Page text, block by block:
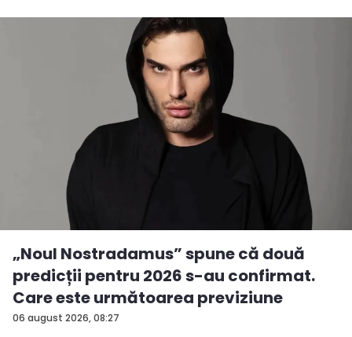
06 august 2026, 08:27
„Noul Nostradamus” spune că două
predicții pentru 2026 s-au confirmat.
Care este următoarea previziune